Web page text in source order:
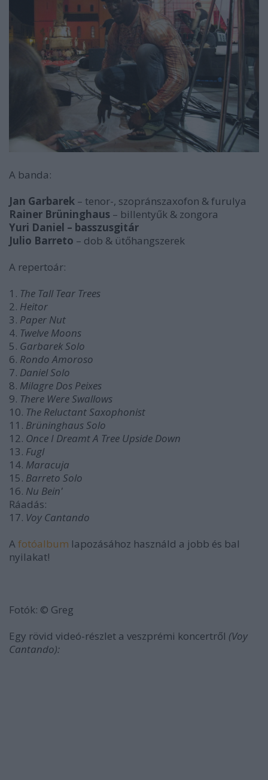
A banda:
Jan Garbarek – tenor-, szopránszaxofon & furulya
Rainer Brüninghaus – billentyűk & zongora
Yuri Daniel – basszusgitár
Julio Barreto – dob & ütőhangszerek
A repertoár:
1. The Tall Tear Trees
2. Heitor
3. Paper Nut
4. Twelve Moons
5. Garbarek Solo
6. Rondo Amoroso
7. Daniel Solo
8. Milagre Dos Peixes
9. There Were Swallows
10. The Reluctant Saxophonist
11. Brüninghaus Solo
12. Once I Dreamt A Tree Upside Down
13. Fugl
14. Maracuja
15. Barreto Solo
16. Nu Bein'
Ráadás:
17. Voy Cantando
Afotóalbum lapozásához használd a jobb és bal
nyilakat!
Fotók: © Greg
Egy rövid videó-részlet a veszprémi koncertről (Voy
Cantando):